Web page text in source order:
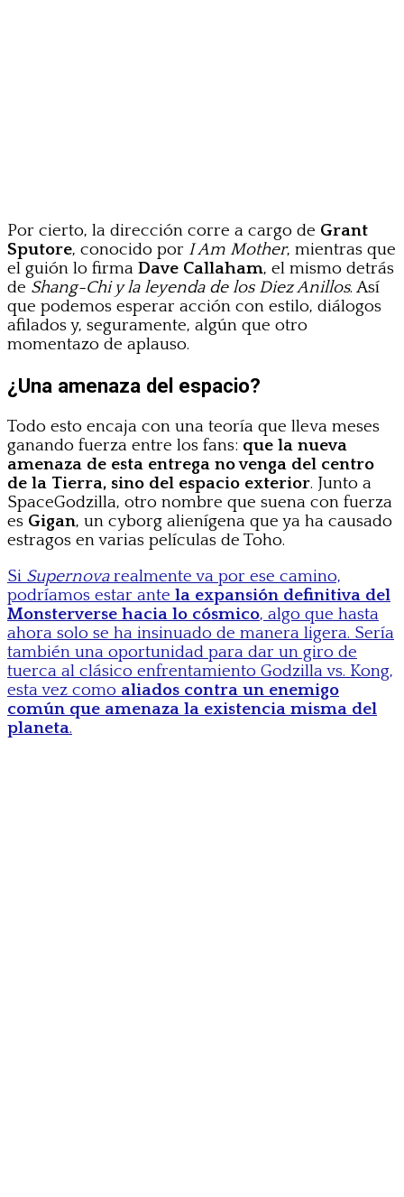
Por cierto, la dirección corre a cargo de Grant
Sputore, conocido por I Am Mother, mientras que
el guión lo firma Dave Callaham, el mismo detrás
de Shang-Chi y la leyenda de los Diez Anillos. Así
que podemos esperar acción con estilo, diálogos
afilados y, seguramente, algún que otro
momentazo de aplauso.
¿Una amenaza del espacio?
Todo esto encaja con una teoría que lleva meses
ganando fuerza entre los fans: que la nueva
amenaza de esta entrega no venga del centro
de la Tierra, sino del espacio exterior. Junto a
SpaceGodzilla, otro nombre que suena con fuerza
es Gigan, un cyborg alienígena que ya ha causado
estragos en varias películas de Toho.
Si Supernovarealmente va por ese camino,
podríamos estar ante la expansión definitiva del
Monsterverse hacia lo cósmico, algo que hasta
ahora solo se ha insinuado de manera ligera. Sería
también una oportunidad para dar un giro de
tuerca al clásico enfrentamiento Godzilla vs. Kong,
esta vez como aliados contra un enemigo
común que amenaza la existencia misma del
planeta.